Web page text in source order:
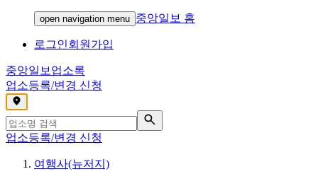
open navigation menu 중앙일보 홈
로그인회원가입
중앙일보 업소록
업소등록/변경 신청
,
업소등록/변경 신청
여행사(뉴저지)